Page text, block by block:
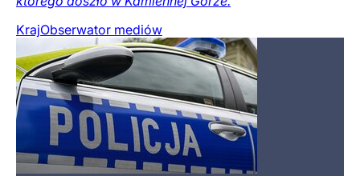
KrajObserwator mediów